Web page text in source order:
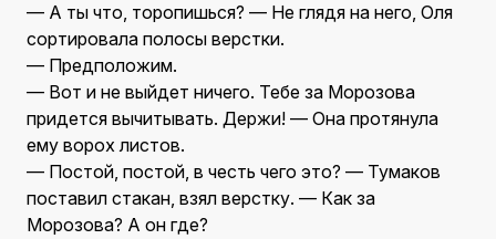
— А ты что, торопишься? — Не глядя на него, Оля
сортировала полосы верстки.
— Предположим.
— Вот и не выйдет ничего. Тебе за Морозова
придется вычитывать. Держи! — Она протянула
ему ворох листов.
— Постой, постой, в честь чего это? — Тумаков
поставил стакан, взял верстку. — Как за
Морозова? А он где?